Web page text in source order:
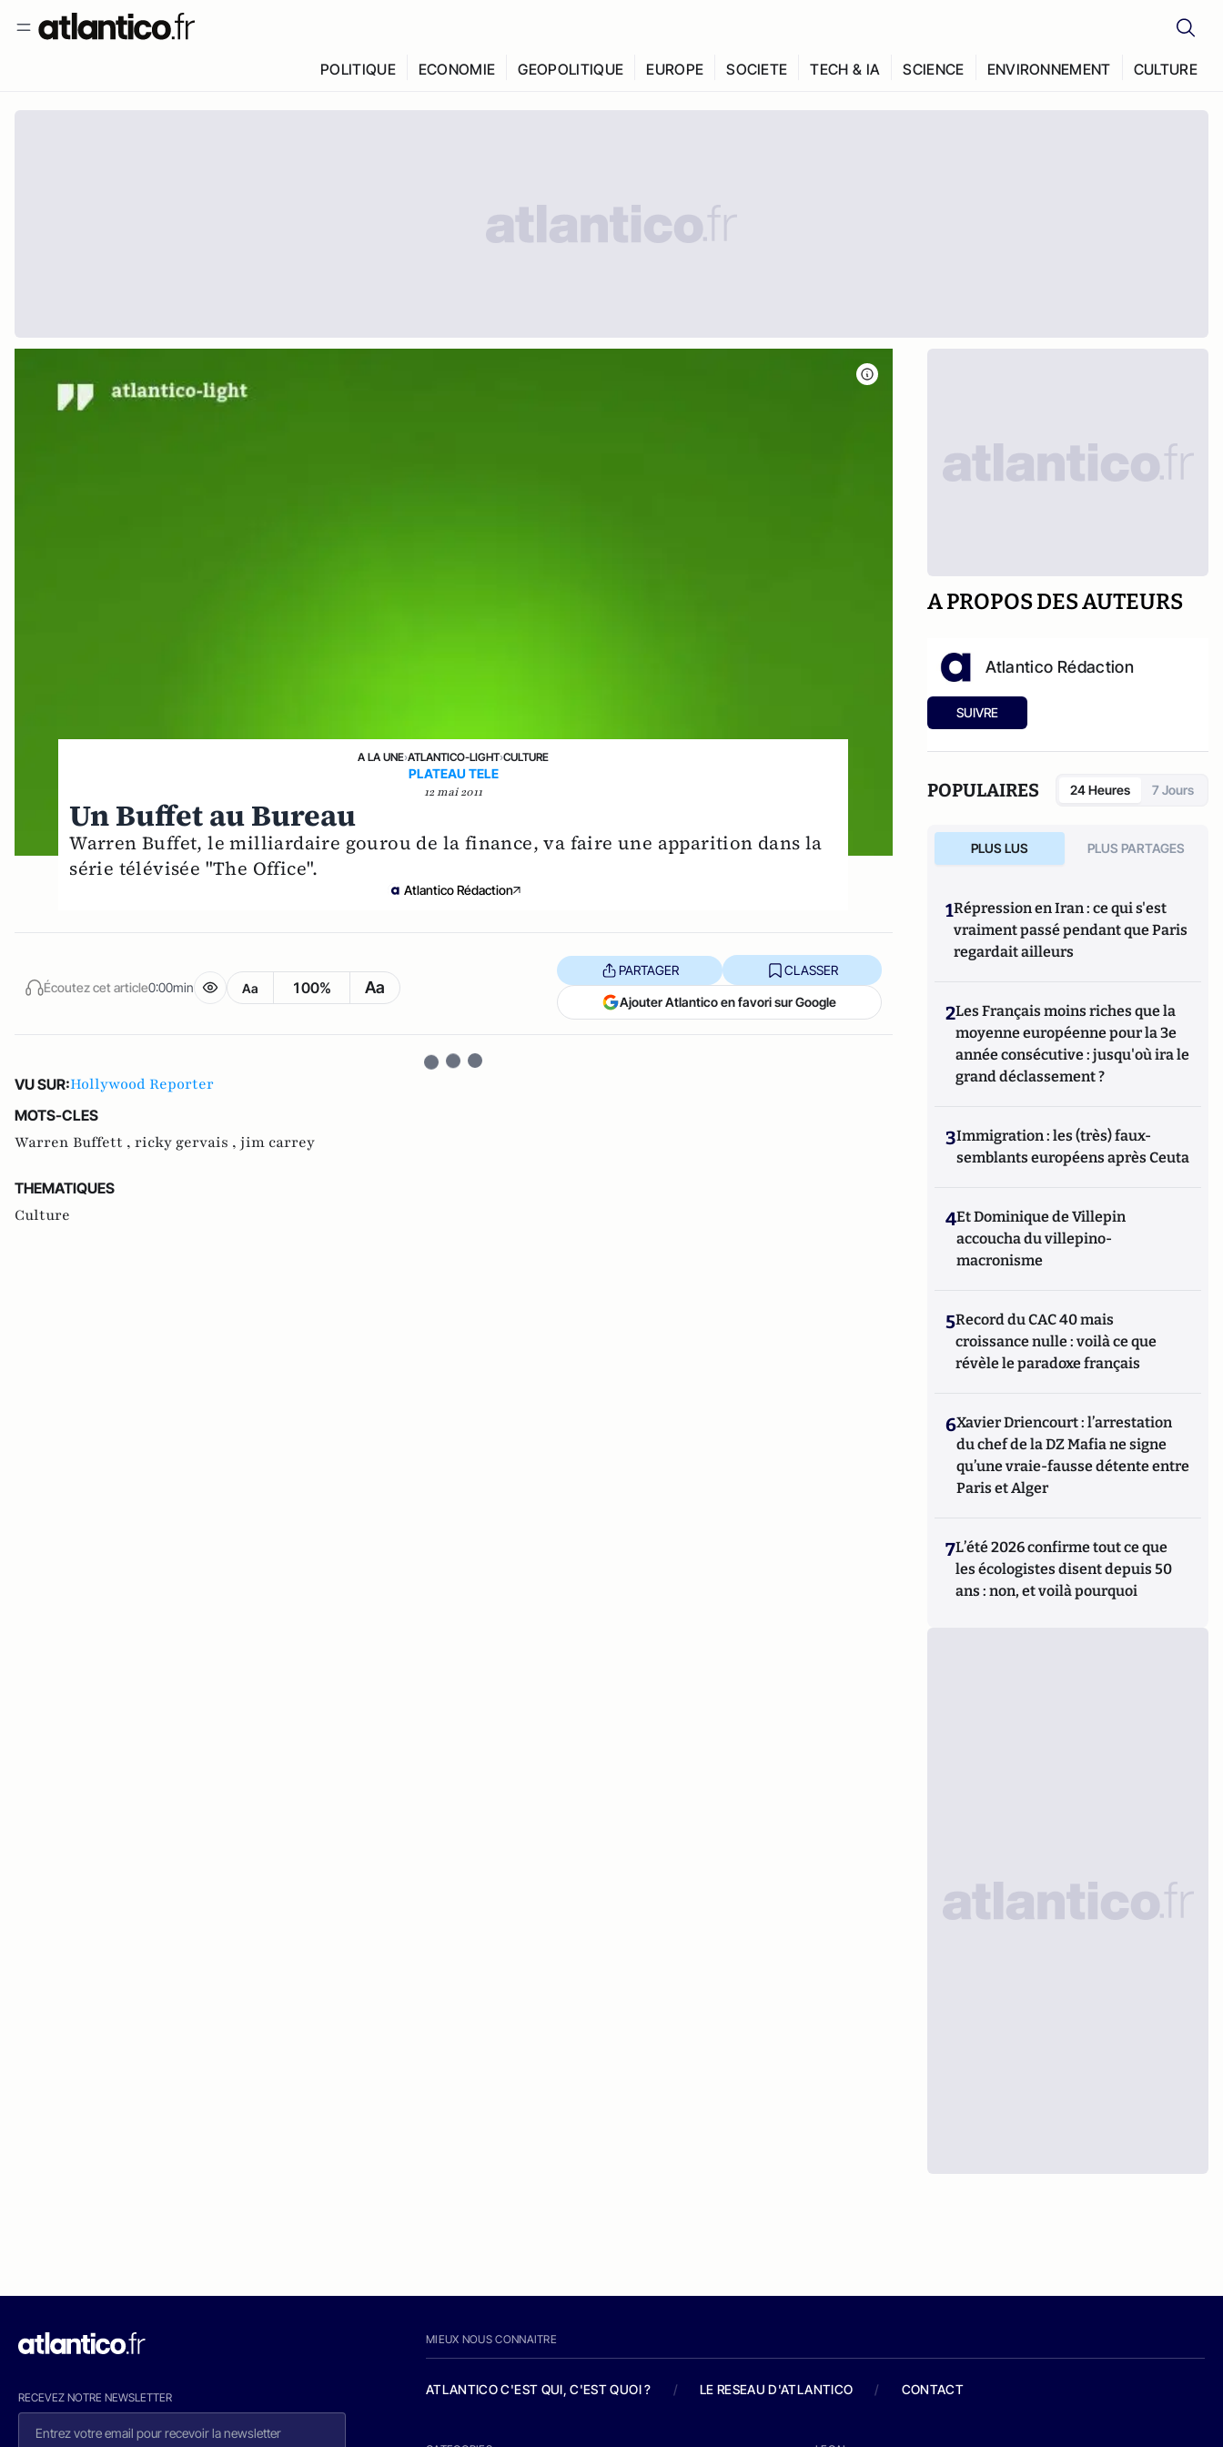
POLITIQUE ECONOMIE GEOPOLITIQUE EUROPE SOCIETE TECH & IA SCIENCE ENVIRONNEMENT CULTURE
A LA UNE›ATLANTICO-LIGHT›CULTURE
PLATEAU TELE
12 mai 2011
Un Buffet au Bureau
Warren Buffet, le milliardaire gourou de la finance, va faire une apparition dans la
série télévisée "The Office".
Atlantico Rédaction
Écoutez cet article0:00min Aa 100% Aa
PARTAGER CLASSER
Ajouter Atlantico en favori sur Google
VU SUR:Hollywood Reporter
MOTS-CLES
Warren Buffett , ricky gervais , jim carrey
THEMATIQUES
Culture
A PROPOS DES AUTEURS
Atlantico Rédaction
SUIVRE
POPULAIRES 24 Heures 7 Jours
PLUS LUS PLUS PARTAGES
1Répression en Iran : ce qui s'est
vraiment passé pendant que Paris
regardait ailleurs
2Les Français moins riches que la
moyenne européenne pour la 3e
année consécutive : jusqu'où ira le
grand déclassement ?
3Immigration : les (très) faux-
semblants européens après Ceuta
4Et Dominique de Villepin
accoucha du villepino-
macronisme
5Record du CAC 40 mais
croissance nulle : voilà ce que
révèle le paradoxe français
6Xavier Driencourt : l’arrestation
du chef de la DZ Mafia ne signe
qu’une vraie-fausse détente entre
Paris et Alger
7L’été 2026 confirme tout ce que
les écologistes disent depuis 50
ans : non, et voilà pourquoi
RECEVEZ NOTRE NEWSLETTER
MIEUX NOUS CONNAITRE
ATLANTICO C'EST QUI, C'EST QUOI ? / LE RESEAU D'ATLANTICO / CONTACT